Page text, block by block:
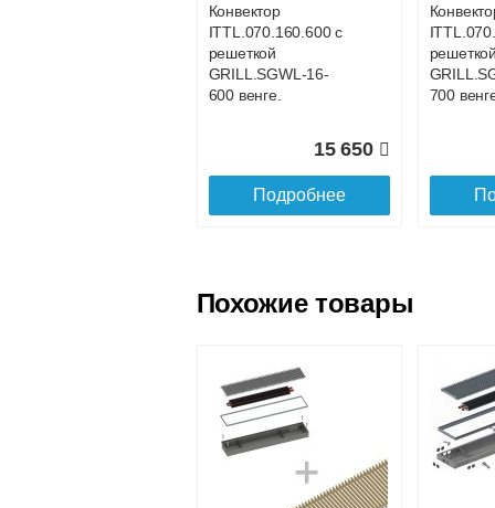
Доставка в регионы России.
Конвектор
ITTL.070.160.600 с
решеткой
GRILL.SGWL-16-
600 венге.
15 650
Подробнее
решеткой
700
Конвектор
ITTL.070.160.1100
Похожие товары